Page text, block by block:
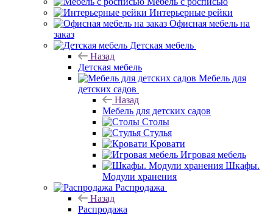
Интерьерные рейки
Офисная мебель на
заказ
Детская мебель
Назад
Детская мебель
Мебель для
детских садов
Назад
Мебель для детских садов
Столы
Стулья
Кровати
Игровая мебель
Шкафы.
Модули хранения
Распродажа
Назад
Распродажа